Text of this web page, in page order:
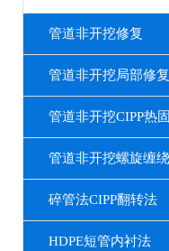
管道非开挖修复
管道非开挖局部修复
碎管法CIPP翻转法
HDPE短管内衬法